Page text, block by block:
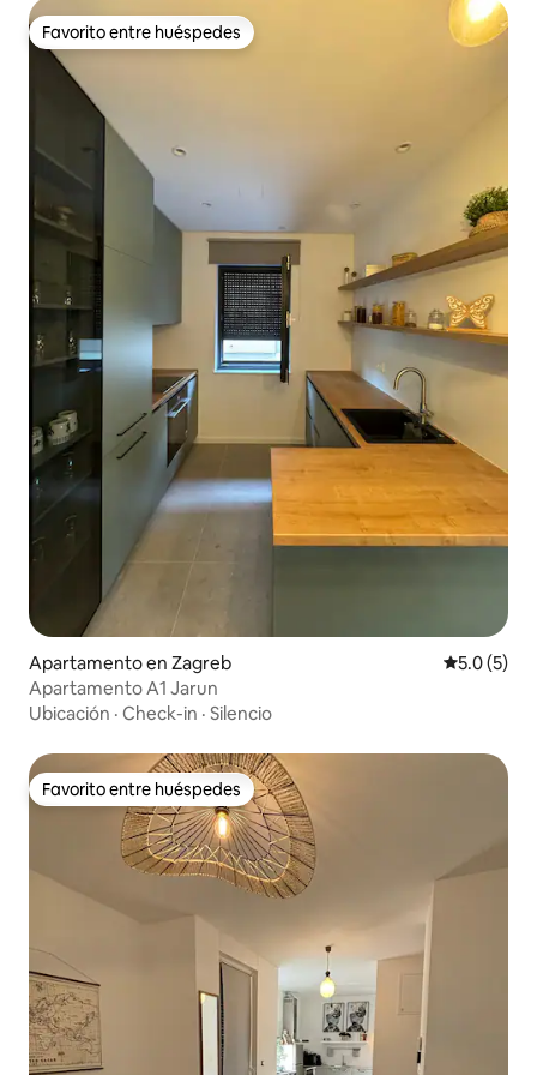
Favorito entre huéspedes
Favorito entre huéspedes
Apartamento en Zagreb
5.0 (5)
Apartamento A1 Jarun
Ubicación · Check-in · Silencio
Favorito entre huéspedes
Favorito entre huéspedes